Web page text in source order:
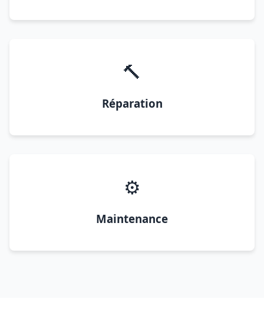
🔨
Réparation
⚙️
Maintenance